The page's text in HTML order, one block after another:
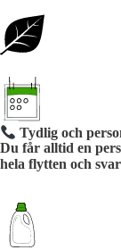
Tydlig och
Du får alltid en
hela flytten och